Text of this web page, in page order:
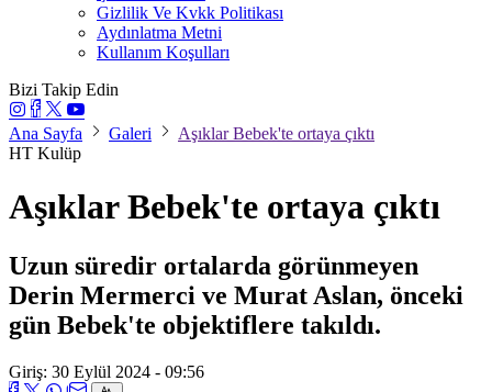
Gizlilik Ve Kvkk Politikası
Aydınlatma Metni
Kullanım Koşulları
Bizi Takip Edin
Ana Sayfa Galeri
Aşıklar Bebek'te ortaya çıktı
HT Kulüp
Aşıklar Bebek'te ortaya çıktı
Uzun süredir ortalarda görünmeyen
Derin Mermerci ve Murat Aslan, önceki
gün Bebek'te objektiflere takıldı.
Giriş: 30 Eylül 2024 - 09:56